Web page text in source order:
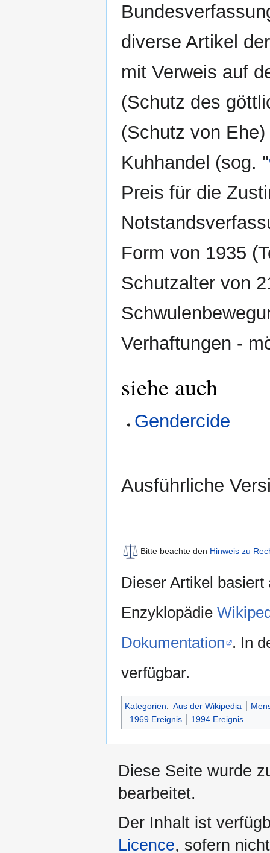
diverse Artikel
mit Verweis auf
(Schutz des
(Schutz von
Kuhhandel (sog. "
Preis für die
Form von 1935
Schutzalter von
Verhaftungen -
siehe auch
Gendercide
Ausführliche
Bitte beachte den Hinweis zu
Dieser Artikel
Enzyklopädie
Dokumentation . In
verfügbar.
Kategorien: Aus der Wikipedia
1969 Ereignis
1994 Ereignis
Diese Seite wurde
bearbeitet.
Der Inhalt ist
Licence, sofern